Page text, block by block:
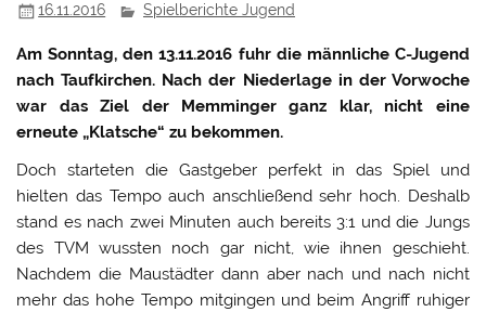
16.11.2016 Spielberichte Jugend
Am Sonntag, den 13.11.2016 fuhr die männliche C-Jugend
nach Taufkirchen. Nach der Niederlage in der Vorwoche
war das Ziel der Memminger ganz klar, nicht eine
erneute „Klatsche“ zu bekommen.
Doch starteten die Gastgeber perfekt in das Spiel und
hielten das Tempo auch anschließend sehr hoch. Deshalb
stand es nach zwei Minuten auch bereits 3:1 und die Jungs
des TVM wussten noch gar nicht, wie ihnen geschieht.
Nachdem die Maustädter dann aber nach und nach nicht
mehr das hohe Tempo mitgingen und beim Angriff ruhiger